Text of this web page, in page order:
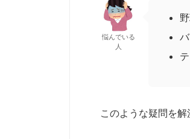
悩んでいる
人
このような疑問を解